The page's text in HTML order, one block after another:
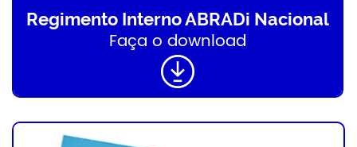
Regimento Interno ABRADi Nacional
Faça o download